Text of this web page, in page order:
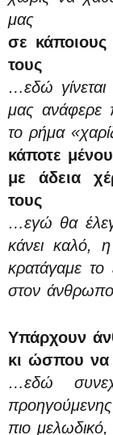
μας
σε
τους
…εδώ
μας ανάφερε
το ρήμα
κάποτε
με άδεια
τους
…εγώ θα
κάνει καλό,
κρατάγαμε το
στον
Υπάρχουν
κι ώσπου να
…εδώ
πιο